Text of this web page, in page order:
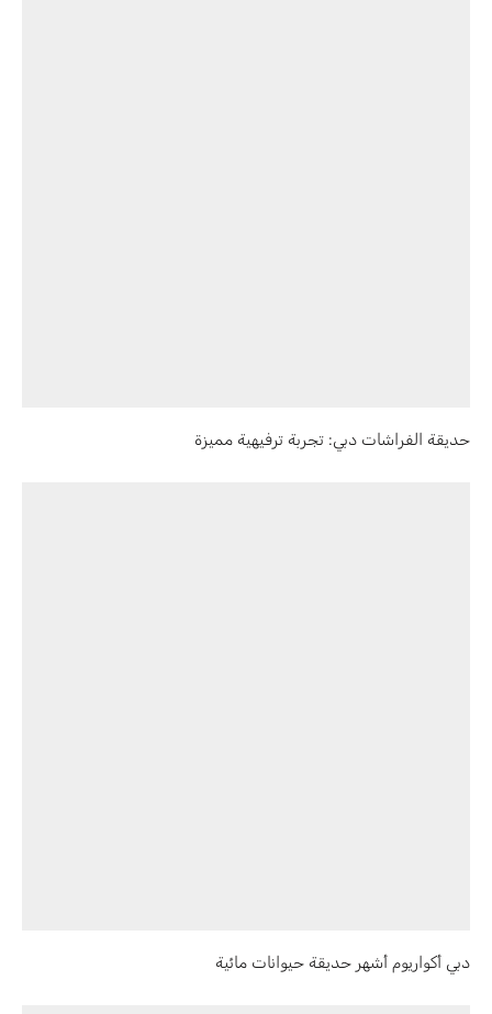
حديقة الفراشات دبي: تجربة ترفيهية مميزة
دبي أكواريوم أشهر حديقة حيوانات مائية